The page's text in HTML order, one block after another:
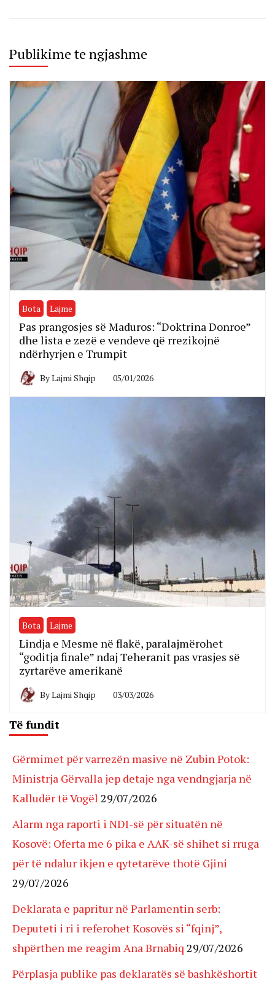
Publikime te ngjashme
Bota Lajme
Pas prangosjes së Maduros: “Doktrina Donroe”
dhe lista e zezë e vendeve që rrezikojnë
ndërhyrjen e Trumpit
ByLajmi Shqip 05/01/2026
Bota Lajme
Lindja e Mesme në flakë, paralajmërohet
“goditja finale” ndaj Teheranit pas vrasjes së
zyrtarëve amerikanë
ByLajmi Shqip 03/03/2026
Të fundit
Gërmimet për varrezën masive në Zubin Potok:
Ministrja Gërvalla jep detaje nga vendngjarja në
Kalludër të Vogël 29/07/2026
Alarm nga raporti i NDI-së për situatën në
Kosovë: Oferta me 6 pika e AAK-së shihet si rruga
për të ndalur ikjen e qytetarëve thotë Gjini
29/07/2026
Deklarata e papritur në Parlamentin serb:
Deputeti i ri i referohet Kosovës si “fqinj”,
shpërthen me reagim Ana Brnabiq 29/07/2026
Përplasja publike pas deklaratës së bashkëshortit